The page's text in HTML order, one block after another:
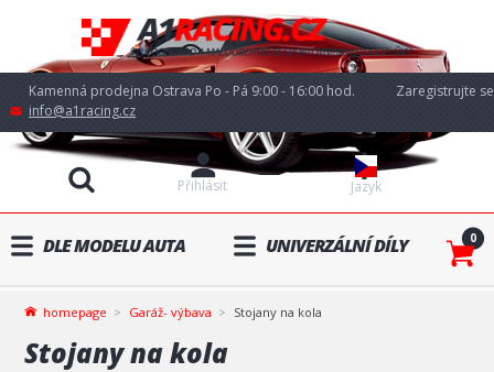
Kamenná prodejna Ostrava Po - Pá 9:00 - 16:00 hod.
info@a1racing.cz
Jazyk
Přihlásit
Zaregistrujte se
DLE MODELU AUTA UNIVERZÁLNÍ DÍLY 0
homepage Garáž- výbava Stojany na kola
Stojany na kola